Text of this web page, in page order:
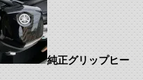
純正グリップヒー